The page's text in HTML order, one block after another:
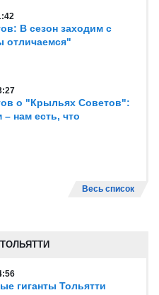
В сезон заходим с
отличаемся"
о "Крыльях Советов":
нам есть, что
Весь список
гиганты Тольятти